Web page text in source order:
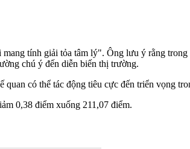
tính giải tỏa tâm lý". Ông lưu ý rằng
chú ý đến diễn biến thị trường.
có thể tác động tiêu cực đến triển vọng
0,38 điểm xuống 211,07 điểm.